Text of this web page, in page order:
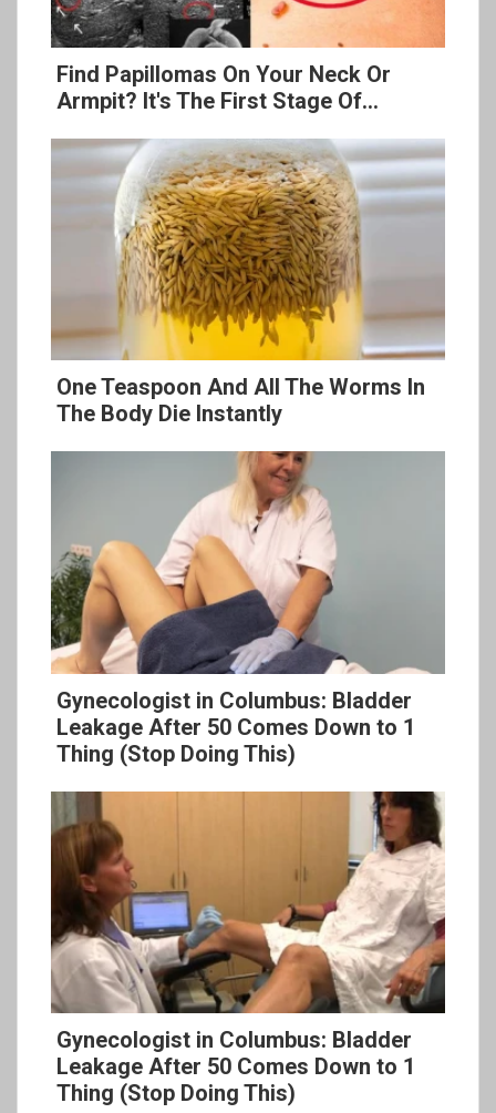
Find Papillomas On Your Neck Or
Armpit? It's The First Stage Of...
One Teaspoon And All The Worms In
The Body Die Instantly
Gynecologist in Columbus: Bladder
Leakage After 50 Comes Down to 1
Thing (Stop Doing This)
Gynecologist in Columbus: Bladder
Leakage After 50 Comes Down to 1
Thing (Stop Doing This)